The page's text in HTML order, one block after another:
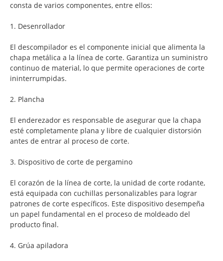
consta de varios componentes, entre ellos:
1. Desenrollador
El descompilador es el componente inicial que alimenta la
chapa metálica a la línea de corte. Garantiza un suministro
continuo de material, lo que permite operaciones de corte
ininterrumpidas.
2. Plancha
El enderezador es responsable de asegurar que la chapa
esté completamente plana y libre de cualquier distorsión
antes de entrar al proceso de corte.
3. Dispositivo de corte de pergamino
El corazón de la línea de corte, la unidad de corte rodante,
está equipada con cuchillas personalizables para lograr
patrones de corte específicos. Este dispositivo desempeña
un papel fundamental en el proceso de moldeado del
producto final.
4. Grúa apiladora